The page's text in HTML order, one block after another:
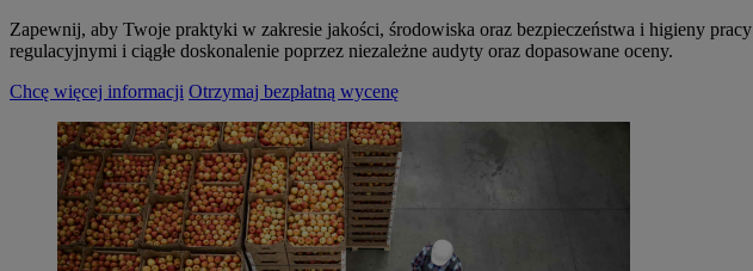
Zapewnij, aby Twoje praktyki w zakresie jakości, środowiska oraz bezpieczeństwa i higieny
regulacyjnymi i ciągłe doskonalenie poprzez niezależne audyty oraz dopasowane oceny.
Chcę więcej informacji Otrzymaj bezpłatną wycenę